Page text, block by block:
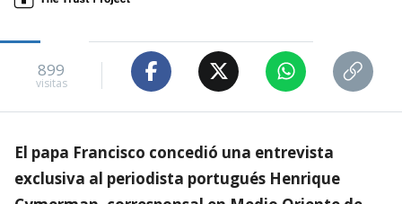
899
visitas
El papa Francisco concedió una entrevista
exclusiva al periodista portugués Henrique